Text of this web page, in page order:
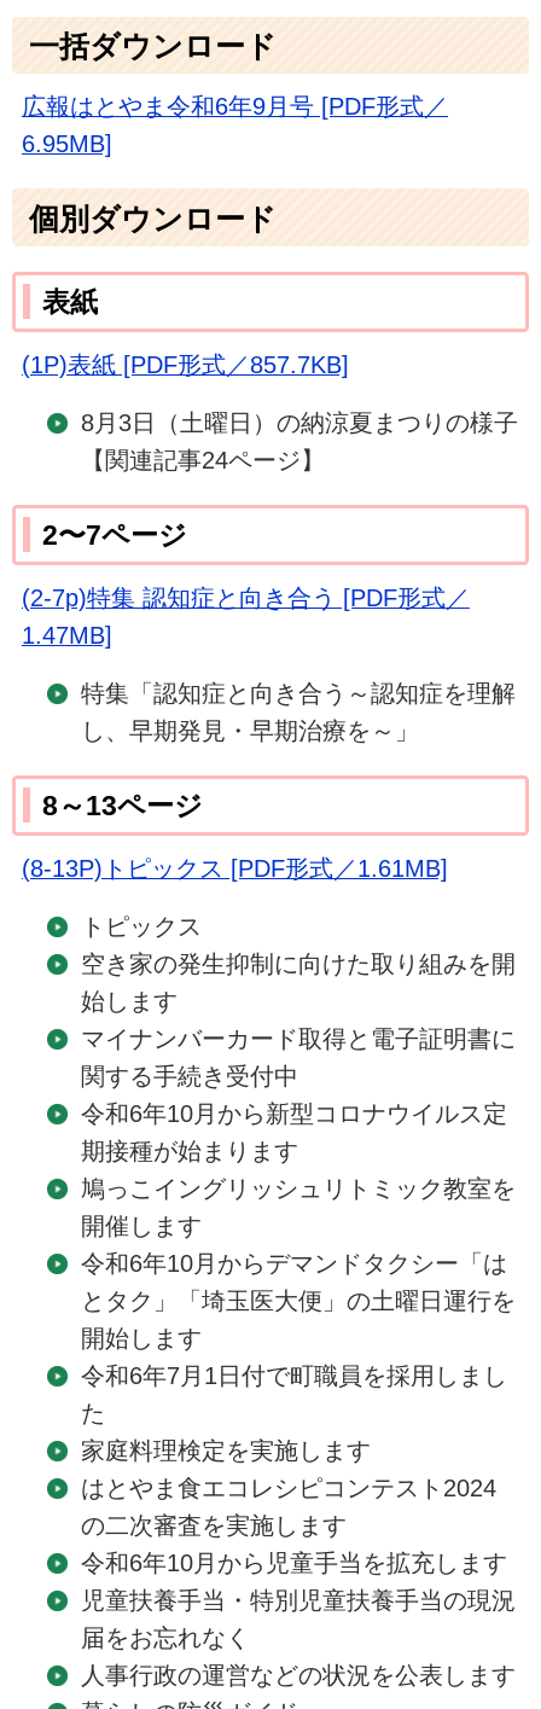
一括ダウンロード
広報はとやま令和6年9月号 [PDF形式／
6.95MB]
個別ダウンロード
表紙
(1P)表紙 [PDF形式／857.7KB]
8月3日（土曜日）の納涼夏まつりの様子
【関連記事24ページ】
2〜7ページ
(2-7p)特集 認知症と向き合う [PDF形式／
1.47MB]
特集「認知症と向き合う～認知症を理解
し、早期発見・早期治療を～」
8～13ページ
(8-13P)トピックス [PDF形式／1.61MB]
トピックス
空き家の発生抑制に向けた取り組みを開
始します
マイナンバーカード取得と電子証明書に
関する手続き受付中
令和6年10月から新型コロナウイルス定
期接種が始まります
鳩っこイングリッシュリトミック教室を
開催します
令和6年10月からデマンドタクシー「は
とタク」「埼玉医大便」の土曜日運行を
開始します
令和6年7月1日付で町職員を採用しまし
た
家庭料理検定を実施します
はとやま食エコレシピコンテスト2024
の二次審査を実施します
令和6年10月から児童手当を拡充します
児童扶養手当・特別児童扶養手当の現況
届をお忘れなく
人事行政の運営などの状況を公表します